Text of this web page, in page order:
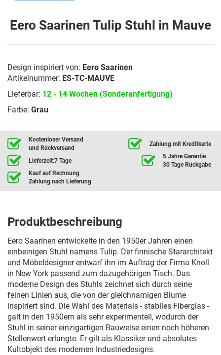
Eero Saarinen Tulip Stuhl in Mauve
Design inspiriert von: Eero Saarinen
Artikelnummer: ES-TC-MAUVE
Lieferbar: 12 - 14 Wochen (Sonderanfertigung)
Farbe: Grau
Kostenloser Versand
und Rückversand
Zahlung mit Kreditkarte
Lieferzeit:7 Tage
5 Jahre Garantie
30 Tage Rückgabe
Kauf auf Rechnung
Zahlung nach Lieferung
Produktbeschreibung
Eero Saarinen entwickelte in den 1950er Jahren einen
einbeinigen Stuhl namens Tulip. Der finnische Stararchitekt
und Möbeldesigner entwarf ihn im Auftrag der Firma Knoll
in New York passend zum dazugehörigen Tisch. Das
moderne Design des Stuhls zeichnet sich durch seine
feinen Linien aus, die von der gleichnamigen Blume
inspiriert sind. Die Wahl des Materials - stabiles Fiberglas -
galt in den 1950ern als sehr experimentell, wodurch der
Stuhl in seiner einzigartigen Bauweise einen noch höheren
Stellenwert erlangte. Er gilt als Klassiker und absolutes
Kultobjekt des modernen Industriedesigns.